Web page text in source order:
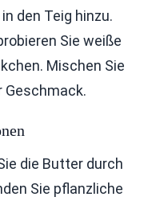
den Teig hinzu.
Sie weiße
Mischen Sie
Geschmack.
die Butter durch
Sie pflanzliche